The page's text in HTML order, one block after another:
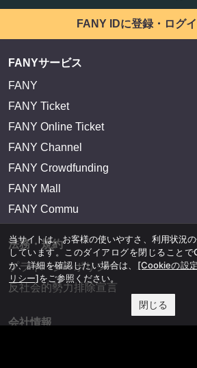
FANY IDに登録・ログ
FANYサービス
FANY
FANY Ticket
FANY Online Ticket
FANY Channel
FANY Crowdfunding
FANY Mall
FANY Commu
法務・規約
プライバシーポリシー
反社会的勢力排除宣言
会社情報
当サイトは、お客様の使いやすさ、利用状況
しています。このダイアログを閉じること
か、詳細を確認したい場合は、 [Cookieの設
リシー]をご参照ください。
閉じる